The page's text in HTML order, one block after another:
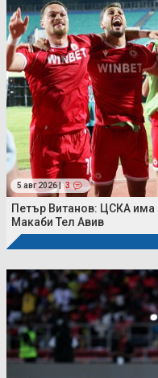
5 авг 2026 | 3
Петър Витанов: ЦСКА
Макаби Тел Авив